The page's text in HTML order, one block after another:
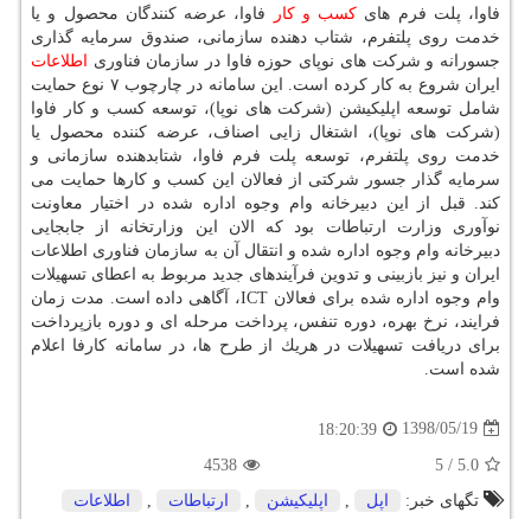
فاوا، پلت فرم های كسب و كار
فاوا، عرضه كنندگان محصول و یا
خدمت روی پلتفرم، شتاب دهنده سازمانی، صندوق سرمایه گذاری
جسورانه و شركت های نوپای حوزه فاوا در سازمان فناوری
اطلاعات
ایران شروع به كار كرده است. این سامانه در چارچوب ۷ نوع حمایت
شامل توسعه اپلیكیشن (شركت های نوپا)، توسعه كسب و كار فاوا
(شركت های نوپا)، اشتغال زایی اصناف، عرضه كننده محصول یا
خدمت روی پلتفرم، توسعه پلت فرم فاوا، شتابدهنده سازمانی و
سرمایه گذار جسور شركتی از فعالان این كسب و كارها حمایت می
كند. قبل از این دبیرخانه وام وجوه اداره شده در اختیار معاونت
نوآوری وزارت ارتباطات بود كه الان این وزارتخانه از جابجایی
دبیرخانه وام وجوه اداره شده و انتقال آن به سازمان فناوری اطلاعات
ایران و نیز بازبینی و تدوین فرآیندهای جدید مربوط به اعطای تسهیلات
وام وجوه اداره شده برای فعالان ICT، آگاهی داده است. مدت زمان
فرایند، نرخ بهره، دوره تنفس، پرداخت مرحله ای و دوره بازپرداخت
برای دریافت تسهیلات در هریك از طرح ها، در سامانه كارفا اعلام
شده است.
1398/05/19
18:20:39
5.0
/
5
4538
تگهای خبر:
اپل اپلیكیشن ارتباطات اطلاعات